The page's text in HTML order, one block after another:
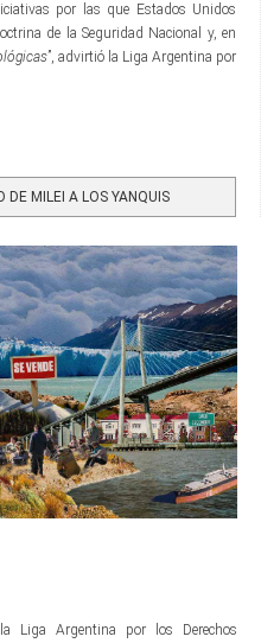
por las que Estados Unidos
de la Seguridad Nacional y, en
”, advirtió la Liga Argentina por
MILEI A LOS YANQUIS
Liga Argentina por los Derechos